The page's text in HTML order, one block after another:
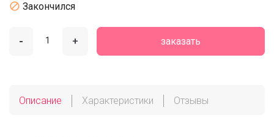
 Закончился
- + заказать
Описание Характеристики Отзывы